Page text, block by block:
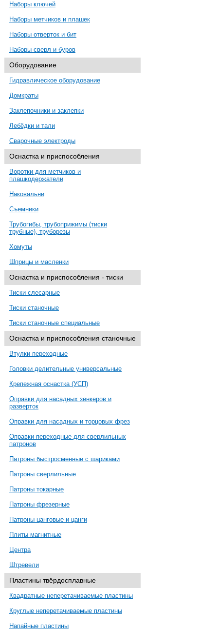
Наборы ключей
Наборы метчиков и плашек
Наборы отверток и бит
Наборы сверл и буров
Оборудование
Гидравлическое оборудование
Домкраты
Заклепочники и заклепки
Лебёдки и тали
Сварочные электроды
Оснастка и приспособления
Воротки для метчиков и
плашкодержатели
Наковальни
Съемники
Трубогибы, трубоприжимы (тиски
трубные), труборезы
Хомуты
Шприцы и масленки
Оснастка и приспособления - тиски
Тиски слесарные
Тиски станочные
Тиски станочные специальные
Оснастка и приспособления станочные
Втулки переходные
Головки делительные универсальные
Крепежная оснастка (УСП)
Оправки для насадных зенкеров и
разверток
Оправки для насадных и торцовых фрез
Оправки переходные для сверлильных
патронов
Патроны быстросменные с шариками
Патроны сверлильные
Патроны токарные
Патроны фрезерные
Патроны цанговые и цанги
Плиты магнитные
Центра
Штревели
Пластины твёрдосплавные
Квадратные неперетачиваемые пластины
Круглые неперетачиваемые пластины
Напайные пластины